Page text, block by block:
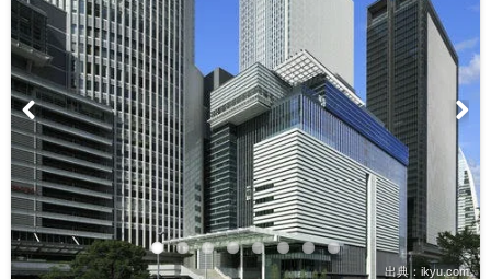
出典：ikyu.com